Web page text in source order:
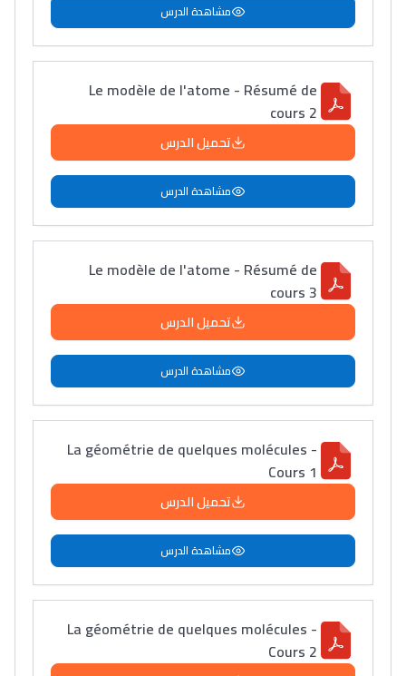
مشاهدة الدرس
Le modèle de l'atome - Résumé de
cours 2
تحميل الدرس
مشاهدة الدرس
Le modèle de l'atome - Résumé de
cours 3
تحميل الدرس
مشاهدة الدرس
La géométrie de quelques molécules -
Cours 1
تحميل الدرس
مشاهدة الدرس
La géométrie de quelques molécules -
Cours 2